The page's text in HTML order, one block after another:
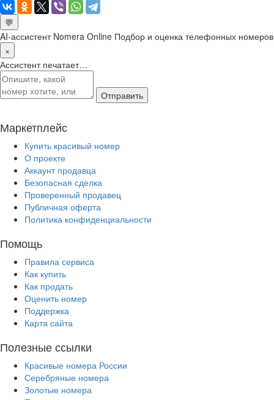
💬
AI-ассистент Nomera Online Подбор и оценка телефонных номеров
×
Ассистент печатает…
Отправить
Маркетплейс
Купить красивый номер
О проекте
Аккаунт продавца
Безопасная сделка
Проверенный продавец
Публичная оферта
Политика конфиденциальности
Помощь
Правила сервиса
Как купить
Как продать
Оценить номер
Поддержка
Карта сайта
Полезные ссылки
Красивые номера России
Серебряные номера
Золотые номера